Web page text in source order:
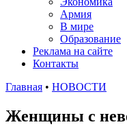
Армия
В мире
Образование
Реклама на сайте
Контакты
Главная • НОВОСТИ
Женщины с